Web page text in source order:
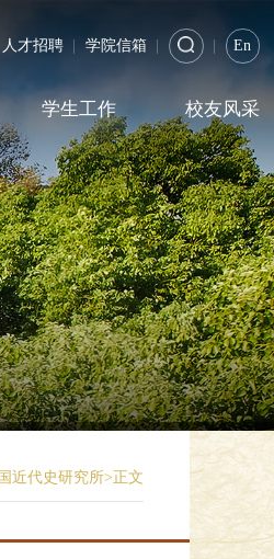
人才招聘 学院信箱 En
学生工作 校友风采
近代史研究所>正文